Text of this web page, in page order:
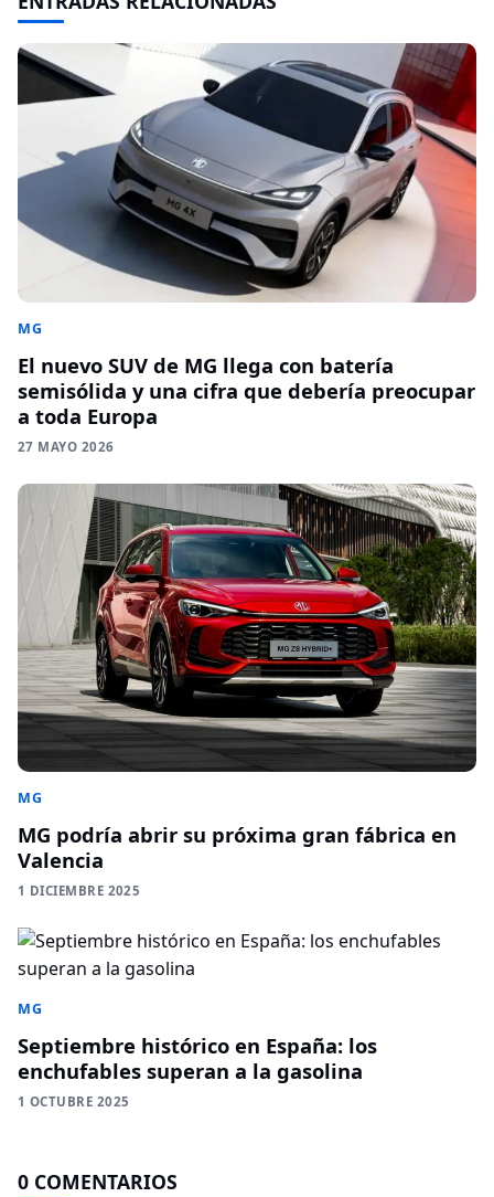
MG
El nuevo SUV de MG llega con batería
semisólida y una cifra que debería preocupar
a toda Europa
27 MAYO 2026
MG
MG podría abrir su próxima gran fábrica en
Valencia
1 DICIEMBRE 2025
MG
Septiembre histórico en España: los
enchufables superan a la gasolina
1 OCTUBRE 2025
0 COMENTARIOS